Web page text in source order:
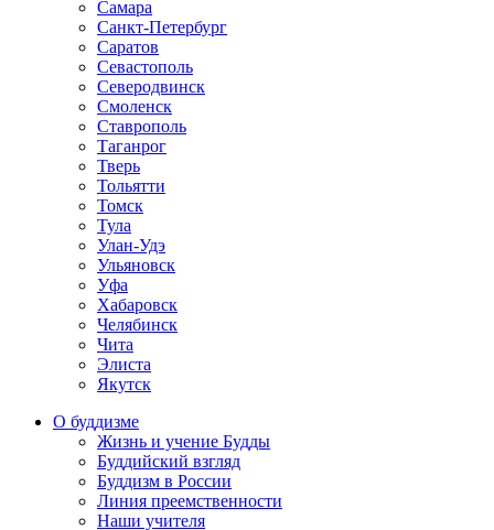
Самара
Санкт-Петербург
Саратов
Севастополь
Северодвинск
Смоленск
Ставрополь
Таганрог
Тверь
Тольятти
Томск
Тула
Улан-Удэ
Ульяновск
Уфа
Хабаровск
Челябинск
Чита
Элиста
Якутск
О буддизме
Жизнь и учение Будды
Буддийский взгляд
Буддизм в России
Линия преемственности
Наши учителя